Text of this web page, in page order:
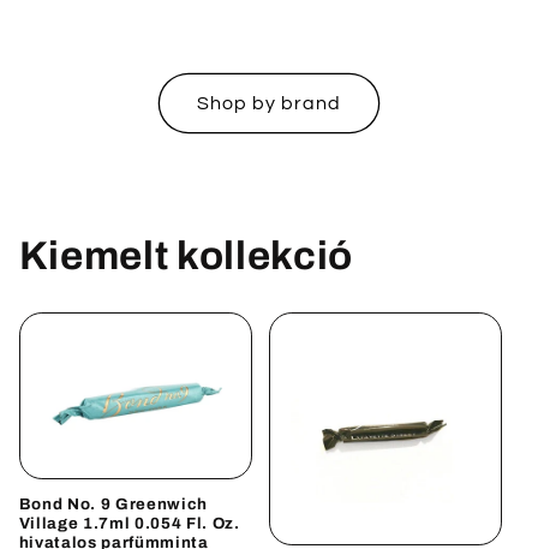
Shop by brand
Kiemelt kollekció
Bond No. 9 Greenwich
Village 1.7ml 0.054 Fl. Oz.
hivatalos parfümminta